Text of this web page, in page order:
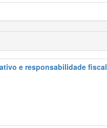
e responsabilidade fiscal